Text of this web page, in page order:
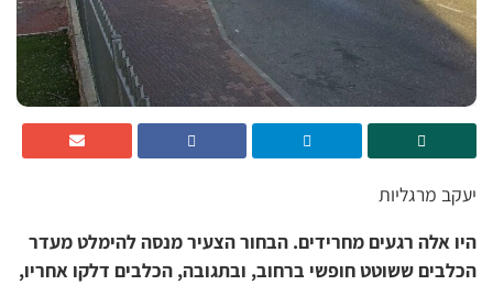
יעקב מרגליות
היו אלה רגעים מחרידים. הבחור הצעיר מנסה להימלט מעדר
הכלבים ששוטט חופשי ברחוב, ובתגובה, הכלבים דלקו אחריו,